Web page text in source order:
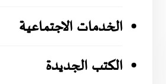
الخدمات الاجتماعية
الكتب الجديدة